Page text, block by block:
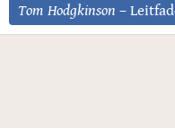
Tom Hodgkinson –